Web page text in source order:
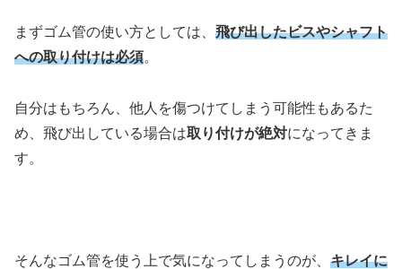
まずゴム管の使い方としては、 飛び出したビスやシャフト
への取り付けは必須。
自分はもちろん、他人を傷つけてしまう可能性もあるた
め、飛び出している場合は取り付けが絶対になってきま
す。
そんなゴム管を使う上で気になってしまうのが、 キレイに